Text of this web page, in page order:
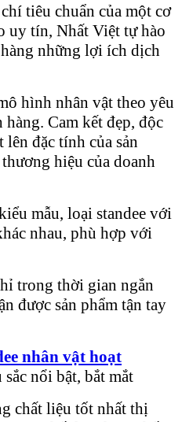
tiêu chuẩn của một cơ
uy tín, Nhất Việt tự hào
những lợi ích dịch
hình nhân vật theo yêu
Cam kết đẹp, độc
lên đặc tính của sản
hiệu của doanh
mẫu, loại standee với
nhau, phù hợp với
trong thời gian ngắn
được sản phẩm tận tay
nhân vật hoạt
sắc nổi bật, bắt mắt
chất liệu tốt nhất thị